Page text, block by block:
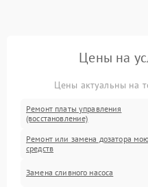
Цены на
Цены актуальны на
Ремонт платы управления
(восстановление)
Ремонт или замена дозатора
средств
Замена сливного насоса